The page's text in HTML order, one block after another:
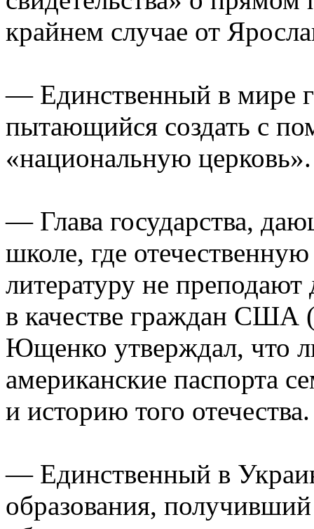
крайнем случае от
— Единственный в мире
пытающийся создать с
«национальную церковь».
— Глава государства,
школе, где
литературу не
в качестве граждан США
Ющенко утверждал, что
американские паспорта
и историю того отечества.
— Единственный в
образования,